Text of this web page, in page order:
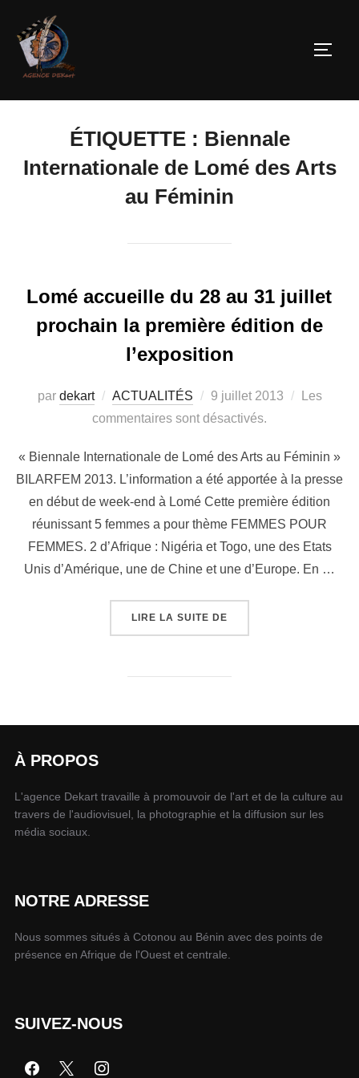
ÉTIQUETTE : Biennale
Internationale de Lomé des Arts
au Féminin
Lomé accueille du 28 au 31 juillet
prochain la première édition de
l’exposition
par dekart ACTUALITÉS 9 juillet 2013
Les
commentaires sont désactivés.
« Biennale Internationale de Lomé des Arts au Féminin »
BILARFEM 2013. L’information a été apportée à la presse
en début de week-end à Lomé Cette première édition
réunissant 5 femmes a pour thème FEMMES POUR
FEMMES. 2 d’Afrique : Nigéria et Togo, une des Etats
Unis d’Amérique, une de Chine et une d’Europe. En …
LIRE LA SUITE DE
À PROPOS
L'agence Dekart travaille à promouvoir de l'art et de la culture au
travers de l'audiovisuel, la photographie et la diffusion sur les
média sociaux.
NOTRE ADRESSE
Nous sommes situés à Cotonou au Bénin avec des points de
présence en Afrique de l'Ouest et centrale.
SUIVEZ-NOUS